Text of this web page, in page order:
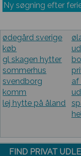
Ny søgning efter
ødegård sverige
køb
gl skagen hytter
sommerhus
svendborg
komm
lej hytte på åland
af
FIND PRIVAT